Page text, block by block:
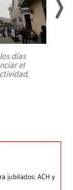
días
el
jubilados: ACH y